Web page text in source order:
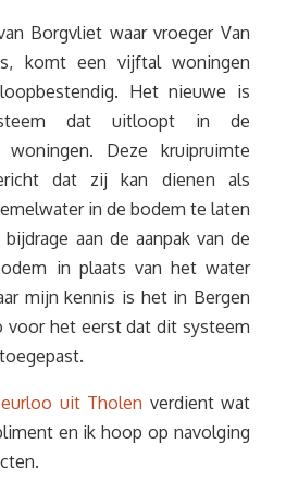
Borgvliet waar vroeger Van
komt een vijftal woningen
Het nieuwe is
dat uitloopt in de
Deze kruipruimte
dat zij kan dienen als
in de bodem te laten
aan de aanpak van de
in plaats van het water
mijn kennis is het in Bergen
voor het eerst dat dit systeem
uit Tholen verdient wat
en ik hoop op navolging